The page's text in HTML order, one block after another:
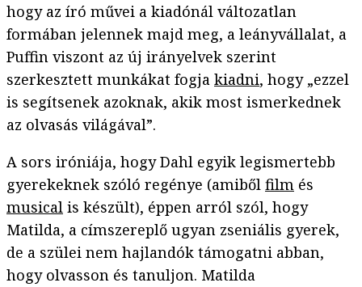
hogy az író művei a kiadónál változatlan
formában jelennek majd meg, a leányvállalat, a
Puffin viszont az új irányelvek szerint
szerkesztett munkákat fogja kiadni, hogy „ezzel
is segítsenek azoknak, akik most ismerkednek
az olvasás világával”.
A sors iróniája, hogy Dahl egyik legismertebb
gyerekeknek szóló regénye (amiből film és
musical is készült), éppen arról szól, hogy
Matilda, a címszereplő ugyan zseniális gyerek,
de a szülei nem hajlandók támogatni abban,
hogy olvasson és tanuljon. Matilda